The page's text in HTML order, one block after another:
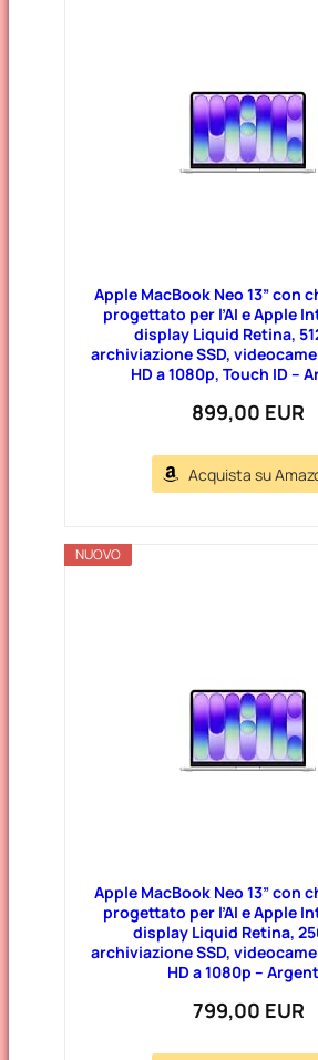
Apple MacBook Neo 13” con
progettato per l’AI e Apple
display Liquid Retina,
archiviazione SSD,
HD a 1080p, Touch ID –
899,00 EUR
Acquista su
NUOVO
Apple MacBook Neo 13” con
progettato per l’AI e Apple
display Liquid Retina,
archiviazione SSD,
HD a 1080p –
799,00 EUR